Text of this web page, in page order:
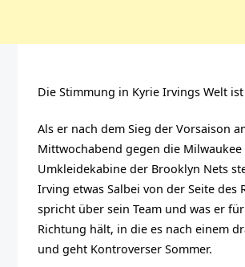
Die Stimmung in Kyrie Irvings Welt
Als er nach dem Sieg der Vorsaison
Mittwochabend gegen die Milwaukee
Umkleidekabine der Brooklyn Nets
Irving etwas Salbei von der Seite des
spricht über sein Team und was er
Richtung hält, in die es nach einem
und geht Kontroverser Sommer.